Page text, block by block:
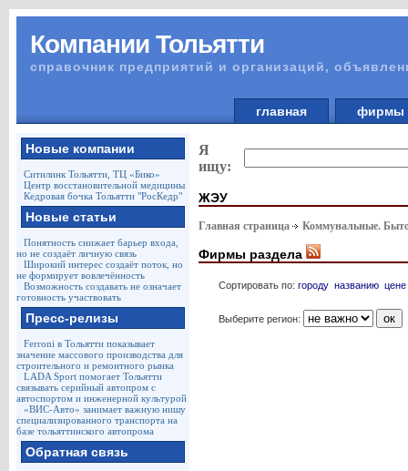
Компании Тольятти
справочник предприятий и организаций,
главная
Новые компании
Ситилинк Тольятти, ТЦ «Бико»
Центр восстановительной медицины
Кедровая бочка Тольятти "РосКедр"
Новые статьи
Понятность снижает барьер входа,
но не создаёт личную связь
Широкий интерес создаёт поток, но
не формирует вовлечённость
Возможность создавать не означает
готовность участвовать
Пресс-релизы
Ferroni в Тольятти показывает
значение массового производства для
строительного и ремонтного рынка
LADA Sport помогает Тольятти
связывать серийный автопром с
автоспортом и инженерной культурой
«ВИС-Авто» занимает важную нишу
специализированного транспорта на
базе тольяттинского автопрома
Обратная связь
Я
ищу:
ЖЭУ
Главная страница Коммунальные.
Фирмы раздела
Сортировать по: городу названию цене
Выберите регион: